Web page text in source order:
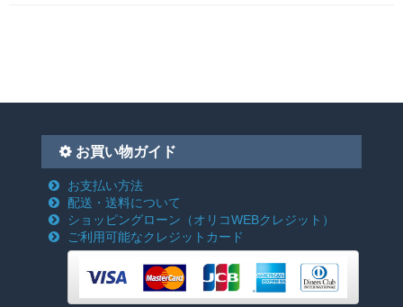
お買い物ガイド
お支払い方法
配送・送料について
ショッピングローン （オリコWEBクレジット）
ご利用可能なクレジットカード